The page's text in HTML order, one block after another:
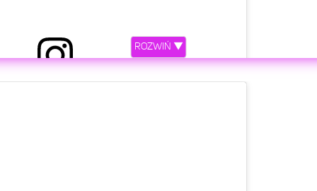
DAWID KWIATKOWSKI (@kwiatkowsky)
ROZWIŃ ▼